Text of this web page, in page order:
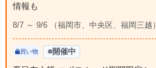
情報も
8/7 ～ 9/6 （福岡市、中央区、福岡三越）
買い物 開催中